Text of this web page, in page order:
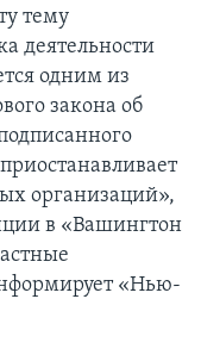
тему
деятельности
одним из
закона об
организаций»,
в «Вашингтон
«Нью-